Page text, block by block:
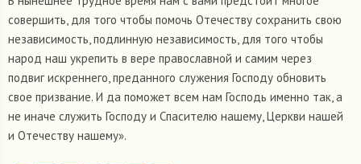
совершить, для того чтобы помочь Отечеству сохранить свою
независимость, подлинную независимость, для того чтобы
народ наш укрепить в вере православной и самим через
подвиг искреннего, преданного служения Господу обновить
свое призвание. И да поможет всем нам Господь именно так, а
не иначе служить Господу и Спасителю нашему, Церкви нашей
и Отечеству нашему».